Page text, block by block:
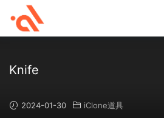
Knife
2024-01-30 iClone道具